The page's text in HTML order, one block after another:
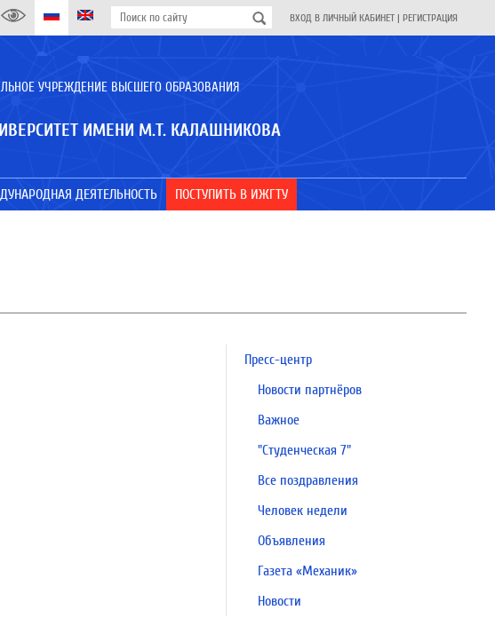
ВХОД В ЛИЧНЫЙ КАБИНЕТ | РЕГИСТРАЦИЯ
УЧРЕЖДЕНИЕ ВЫСШЕГО ОБРАЗОВАНИЯ
ИМЕНИ М.Т. КАЛАШНИКОВА
ДЕЯТЕЛЬНОСТЬ ПОСТУПИТЬ В ИЖГТУ
Пресс-центр
Новости партнёров
Важное
"Студенческая 7"
Все поздравления
Человек недели
Объявления
Газета «Механик»
Новости